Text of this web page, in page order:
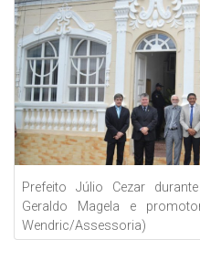
Prefeito Júlio Cezar
Geraldo Magela e
Wendric/Assessoria)